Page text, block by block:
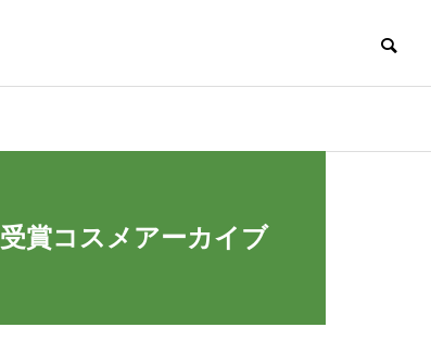
受賞コスメアーカイブ